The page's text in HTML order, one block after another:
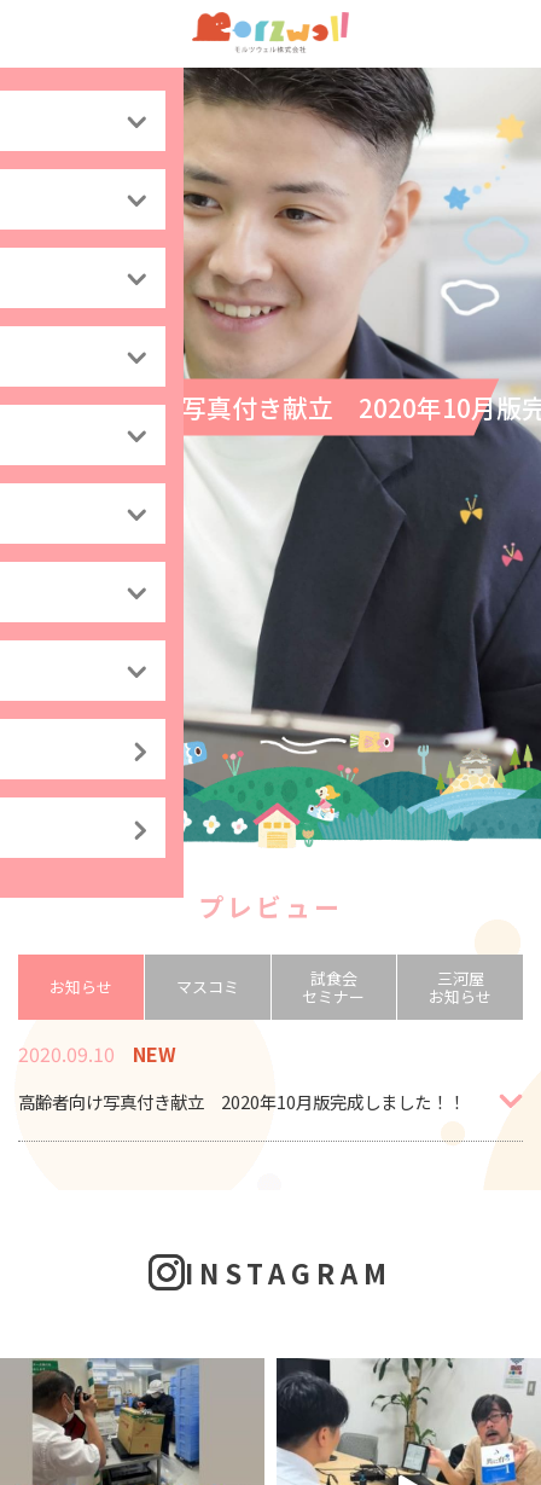
高齢者向け写真付き献立 2020年10月版
プレビュー
お知らせ マスコミ 試食会
セミナー
三河屋
お知らせ
2020.09.10 NEW
高齢者向け写真付き献立 2020年10月版完成しました！！
INSTAGRAM